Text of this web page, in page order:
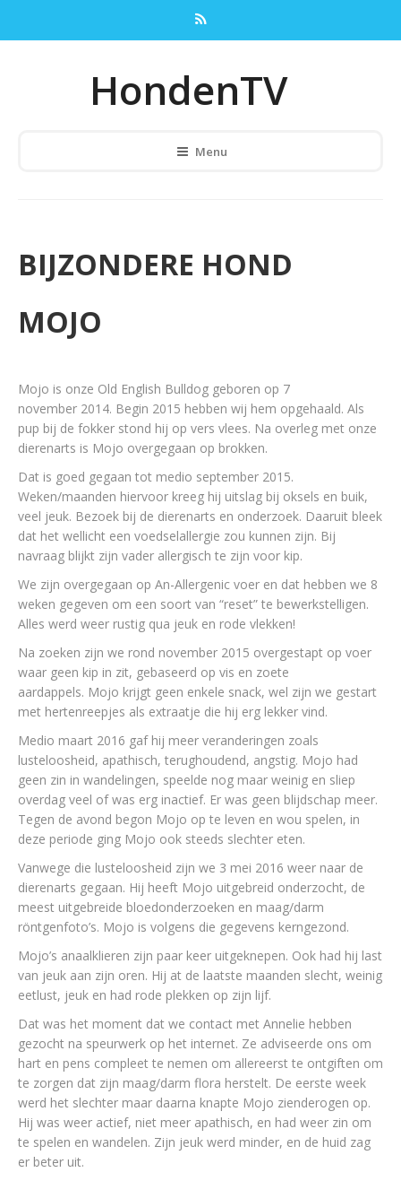
HondenTV
Menu
BIJZONDERE HOND
MOJO
Mojo is onze Old English Bulldog geboren op 7
november 2014. Begin 2015 hebben wij hem opgehaald. Als
pup bij de fokker stond hij op vers vlees. Na overleg met onze
dierenarts is Mojo overgegaan op brokken.
Dat is goed gegaan tot medio september 2015.
Weken/maanden hiervoor kreeg hij uitslag bij oksels en buik,
veel jeuk. Bezoek bij de dierenarts en onderzoek. Daaruit bleek
dat het wellicht een voedselallergie zou kunnen zijn. Bij
navraag blijkt zijn vader allergisch te zijn voor kip.
We zijn overgegaan op An-Allergenic voer en dat hebben we 8
weken gegeven om een soort van “reset” te bewerkstelligen.
Alles werd weer rustig qua jeuk en rode vlekken!
Na zoeken zijn we rond november 2015 overgestapt op voer
waar geen kip in zit, gebaseerd op vis en zoete
aardappels. Mojo krijgt geen enkele snack, wel zijn we gestart
met hertenreepjes als extraatje die hij erg lekker vind.
Medio maart 2016 gaf hij meer veranderingen zoals
lusteloosheid, apathisch, terughoudend, angstig. Mojo had
geen zin in wandelingen, speelde nog maar weinig en sliep
overdag veel of was erg inactief. Er was geen blijdschap meer.
Tegen de avond begon Mojo op te leven en wou spelen, in
deze periode ging Mojo ook steeds slechter eten.
Vanwege die lusteloosheid zijn we 3 mei 2016 weer naar de
dierenarts gegaan. Hij heeft Mojo uitgebreid onderzocht, de
meest uitgebreide bloedonderzoeken en maag/darm
röntgenfoto’s. Mojo is volgens die gegevens kerngezond.
Mojo’s anaalklieren zijn paar keer uitgeknepen. Ook had hij last
van jeuk aan zijn oren. Hij at de laatste maanden slecht, weinig
eetlust, jeuk en had rode plekken op zijn lijf.
Dat was het moment dat we contact met Annelie hebben
gezocht na speurwerk op het internet. Ze adviseerde ons om
hart en pens compleet te nemen om allereerst te ontgiften om
te zorgen dat zijn maag/darm flora herstelt. De eerste week
werd het slechter maar daarna knapte Mojo zienderogen op.
Hij was weer actief, niet meer apathisch, en had weer zin om
te spelen en wandelen. Zijn jeuk werd minder, en de huid zag
er beter uit.